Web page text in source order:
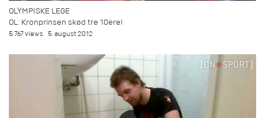
OLYMPISKE LEGE
OL: Kronprinsen skød tre 10ere!
5.767 views 5. august 2012